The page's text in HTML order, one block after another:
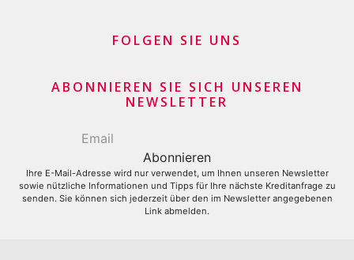
Darlehenskonsolidierung
Kreditkartenantrag
Geschäftsvermittler Händler und Kaufleute
FOLGEN SIE UNS
ABONNIEREN SIE SICH UNSEREN
NEWSLETTER
Ihre E-Mail-Adresse wird nur verwendet, um Ihnen unseren Newsletter
sowie nützliche Informationen und Tipps für Ihre nächste Kreditanfrage zu
senden. Sie können sich jederzeit über den im Newsletter angegebenen
Link abmelden.